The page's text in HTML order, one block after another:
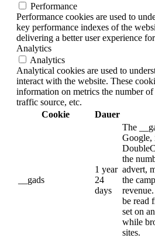
Performance
Performance cookies are used to
key performance indexes of the
delivering a better user experience
Analytics
Analytics
Analytical cookies are used to
interact with the website. These
information on metrics the number
traffic source, etc.
Cookie
Dauer
__gads
1 year
24
days
The
Google,
the
advert,
the
be read
set on
while
sites.